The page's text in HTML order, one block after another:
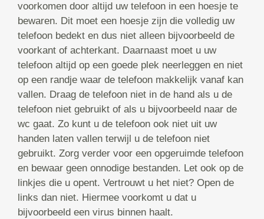
voorkomen door altijd uw telefoon in een hoesje te
bewaren. Dit moet een hoesje zijn die volledig uw
telefoon bedekt en dus niet alleen bijvoorbeeld de
voorkant of achterkant. Daarnaast moet u uw
telefoon altijd op een goede plek neerleggen en niet
op een randje waar de telefoon makkelijk vanaf kan
vallen. Draag de telefoon niet in de hand als u de
telefoon niet gebruikt of als u bijvoorbeeld naar de
wc gaat. Zo kunt u de telefoon ook niet uit uw
handen laten vallen terwijl u de telefoon niet
gebruikt. Zorg verder voor een opgeruimde telefoon
en bewaar geen onnodige bestanden. Let ook op de
linkjes die u opent. Vertrouwt u het niet? Open de
links dan niet. Hiermee voorkomt u dat u
bijvoorbeeld een virus binnen haalt.